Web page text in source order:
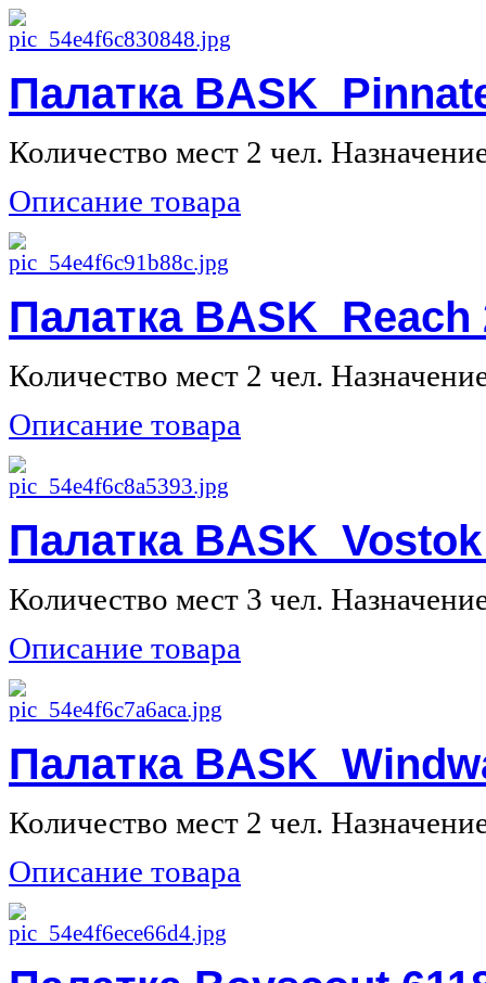
Палатка BASK
Количество мест 2 чел.
Описание товара
Палатка BASK Reach
Количество мест 2 чел.
Описание товара
Палатка BASK Vostok
Количество мест 3 чел.
Описание товара
Палатка BASK
Количество мест 2 чел.
Описание товара